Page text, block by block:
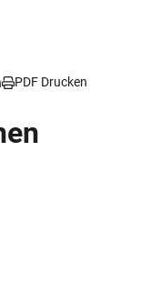
Befestigung
(1/16 Zoll)
konischem
PDF Drucken